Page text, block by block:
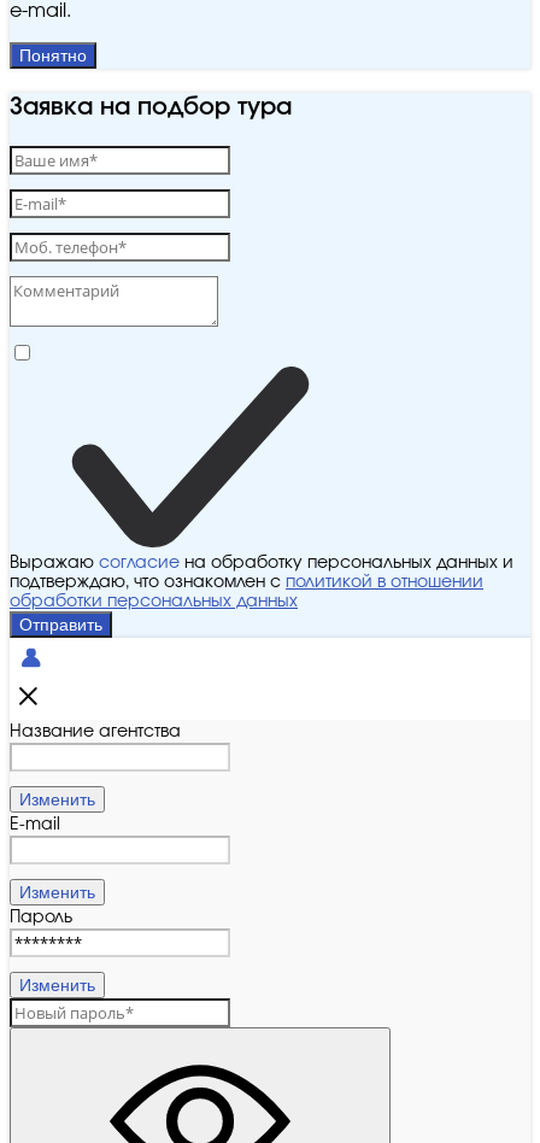
e‑mail.
Понятно
Заявка на подбор тура
Выражаю согласие на обработку персональных данных и
подтверждаю, что ознакомлен с политикой в отношении
обработки персональных данных
Отправить
Название агентства
Изменить
E-mail
Изменить
Пароль
Изменить